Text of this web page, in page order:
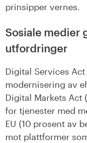
prinsipper vernes.
Sosiale medier
utfordringer
Digital Services Act
modernisering av
Digital Markets Act
for tjenester med
EU (10 prosent av
mot plattformer